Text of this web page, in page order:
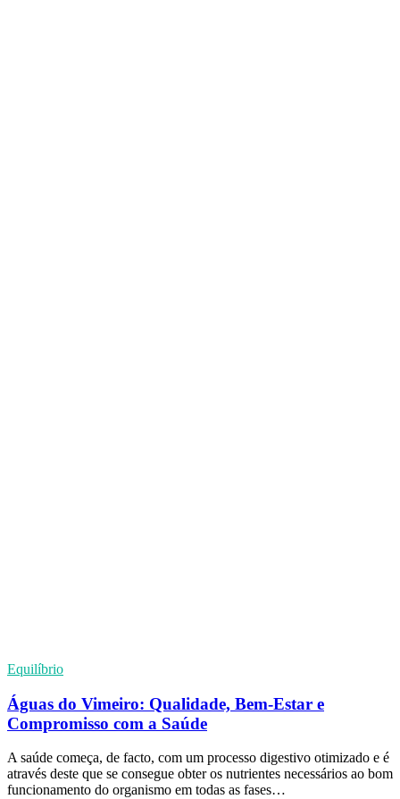
Equilíbrio
Águas do Vimeiro: Qualidade, Bem-Estar e
Compromisso com a Saúde
A saúde começa, de facto, com um processo digestivo otimizado e é
através deste que se consegue obter os nutrientes necessários ao bom
funcionamento do organismo em todas as fases…